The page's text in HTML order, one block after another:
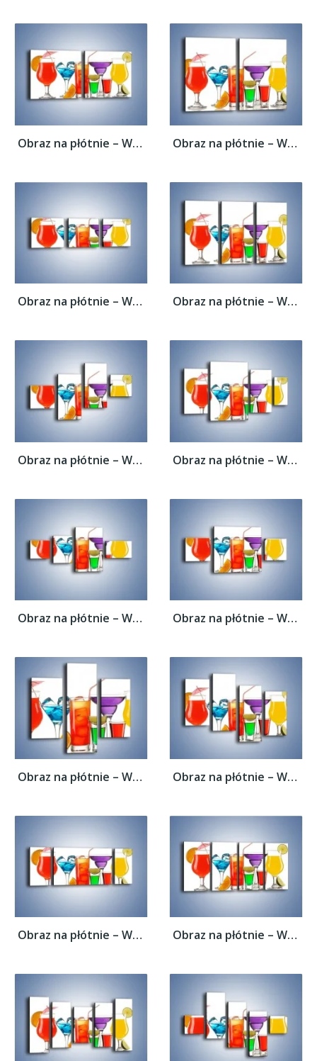
Obraz na płótnie – Wakacyjne party z... Obraz na płótnie – Wakacyjne party z...
Obraz na płótnie – Wakacyjne party z... Obraz na płótnie – Wakacyjne party z...
Obraz na płótnie – Wakacyjne party z... Obraz na płótnie – Wakacyjne party z...
Obraz na płótnie – Wakacyjne party z... Obraz na płótnie – Wakacyjne party z...
Obraz na płótnie – Wakacyjne party z... Obraz na płótnie – Wakacyjne party z...
Obraz na płótnie – Wakacyjne party z... Obraz na płótnie – Wakacyjne party z...